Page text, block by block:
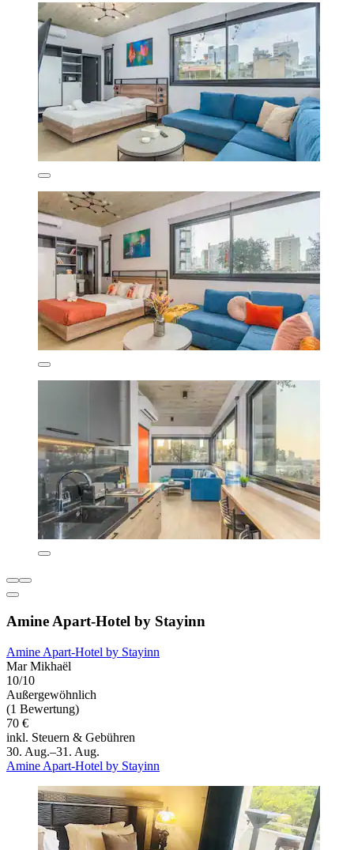
Amine Apart-Hotel by Stayinn
Amine Apart-Hotel by Stayinn
Mar Mikhaël
10/10
Außergewöhnlich
(1 Bewertung)
70 €
inkl. Steuern & Gebühren
30. Aug.–31. Aug.
Amine Apart-Hotel by Stayinn